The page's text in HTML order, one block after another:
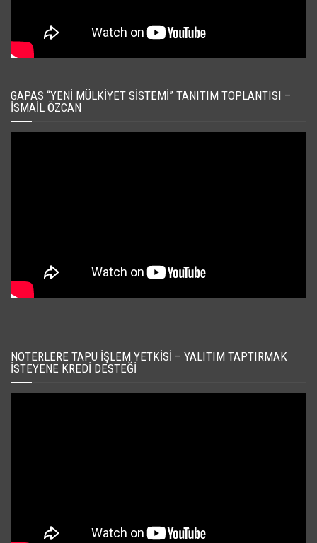
GAPAS “YENI MÜLKIYET SISTEMI” TANITIM TOPLANTISI –
İSMAIL ÖZCAN
NOTERLERE TAPU İŞLEM YETKISI – YALITIM TAPTIRMAK
İSTEYENE KREDI DESTEĞI